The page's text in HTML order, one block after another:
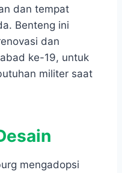
dan tempat
Benteng ini
dan
ke-19, untuk
militer saat
mengadopsi